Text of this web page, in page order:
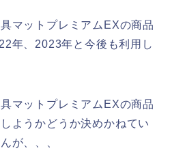
マットプレミアムEXの商品
年、2023年と今後も利用し
マットプレミアムEXの商品
ようかどうか決めかねてい
が、、、